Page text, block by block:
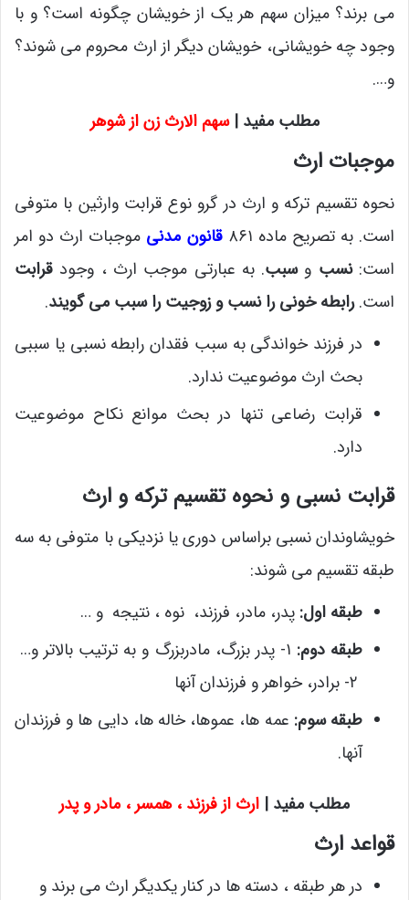
می برند؟ میزان سهم هر یک از خویشان چگونه است؟ و با
وجود چه خویشانی، خویشان دیگر از ارث محروم می شوند؟
و….
مطلب مفید |سهم الارث زن از شوهر
موجبات ارث
نحوه تقسیم ترکه و ارث در گرو نوع قرابت وارثین با متوفی
است. به تصریح ماده ۸۶۱
قانون مدنی موجبات ارث دو امر
است:نسب وسبب. به عبارتی موجب ارث ، وجود قرابت
است.رابطه خونی را نسب و زوجیت را سبب می گویند.
در فرزند خواندگی به سبب فقدان رابطه نسبی یا سببی
بحث ارث موضوعیت ندارد.
قرابت رضاعی تنها در بحث موانع نکاح موضوعیت
دارد.
قرابت نسبی و نحوه تقسیم ترکه و ارث
خویشاوندان نسبی براساس دوری یا نزدیکی با متوفی به سه
طبقه تقسیم می شوند:
طبقه اول: پدر، مادر، فرزند، نوه ، نتیجه و …
طبقه دوم: ۱- پدر بزرگ، مادربزرگ و به ترتیب بالاتر و…
طبقه سوم: عمه ها، عموها، خاله ها، دایی ها و فرزندان
آنها.
مطلب مفید | ارث از فرزند ، همسر ، مادر و پدر
قواعد ارث
در هر طبقه ، دسته ها در کنار یکدیگر ارث می برند و